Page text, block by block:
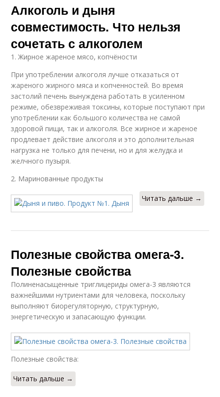
Алкоголь и дыня
совместимость. Что нельзя
сочетать с алкоголем
1. Жирное жареное мясо, копчёности
При употреблении алкоголя лучше отказаться от
жареного жирного мяса и копченностей. Во время
застолий печень вынуждена работать в усиленном
режиме, обезвреживая токсины, которые поступают при
употреблении как большого количества не самой
здоровой пищи, так и алкоголя. Все жирное и жареное
продлевает действие алкоголя и это дополнительная
нагрузка не только для печени, но и для желудка и
желчного пузыря.
2. Маринованные продукты
Читать дальше →
Полезные свойства омега-3.
Полезные свойства
Полиненасыщенные триглицериды омега-3 являются
важнейшими нутриентами для человека, поскольку
выполняют биорегуляторную, структурную,
энергетическую и запасающую функции.
Полезные свойства:
Читать дальше →